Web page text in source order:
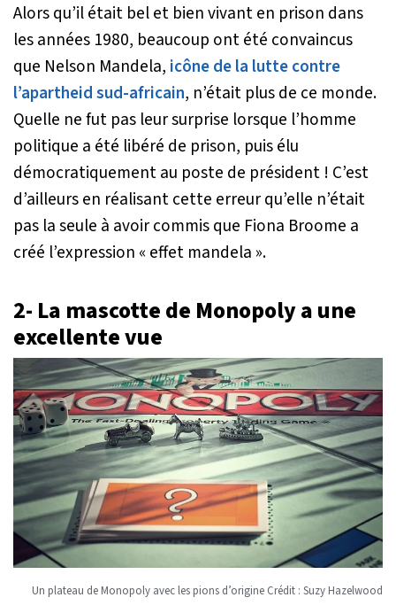
Alors qu’il était bel et bien vivant en prison dans
les années 1980, beaucoup ont été convaincus
que Nelson Mandela, icône de la lutte contre
l’apartheid sud-africain, n’était plus de ce monde.
Quelle ne fut pas leur surprise lorsque l’homme
politique a été libéré de prison, puis élu
démocratiquement au poste de président ! C’est
d’ailleurs en réalisant cette erreur qu’elle n’était
pas la seule à avoir commis que Fiona Broome a
créé l’expression « effet mandela ».
2- La mascotte de Monopoly a une
excellente vue
Un plateau de Monopoly avec les pions d’origine Crédit : Suzy Hazelwood